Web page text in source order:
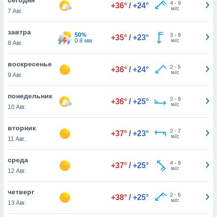
действия
на веб-
основе.
нашей
cookie
в
ВЫ
7 Авг.
+36° / +24° 4- 9
м/с
завтра
8 Авг.
50%
0.8 мм
+35° / +23° 3- 8
м/с
воскресенье
9 Авг.
+36° / +24° 2- 5
м/с
понедельник
10 Авг.
+36° / +25° 2- 8
м/с
вторник
11 Авг.
+37° / +23° 2- 7
м/с
среда
12 Авг.
+37° / +25° 4- 8
м/с
четверг
13 Авг.
+38° / +25° 2- 6
м/с